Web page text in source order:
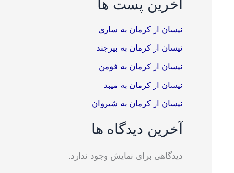
آخرین پست ها
نیسان از کرمان به ساری
نیسان از کرمان به بیرجند
نیسان از کرمان به فومن
نیسان از کرمان به میبد
نیسان از کرمان به شیروان
آخرین دیدگاه ها
دیدگاهی برای نمایش وجود ندارد.